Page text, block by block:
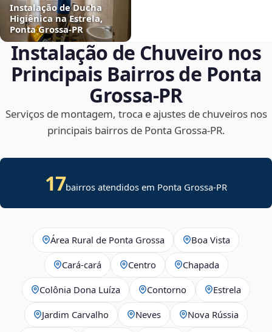
Instalação de Ducha
Higiênica na Estrela,
Ponta Grossa‑PR
Instalação de Chuveiro nos
Principais Bairros de Ponta
Grossa‑PR
Serviços de montagem, troca e ajustes de chuveiros nos
principais bairros de Ponta Grossa‑PR.
17bairros atendidos em Ponta Grossa-PR
Área Rural de Ponta Grossa Boa Vista
Cará-cará Centro Chapada
Colônia Dona Luíza Contorno Estrela
Jardim Carvalho Neves Nova Rússia